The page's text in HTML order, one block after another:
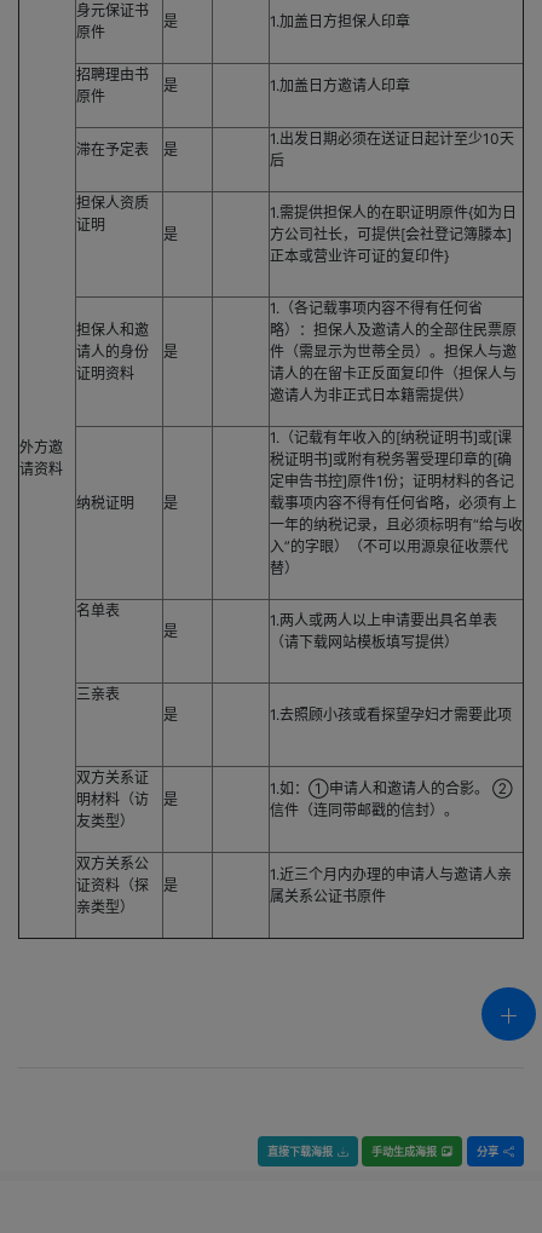
外方邀
请资料
身元保证书
原件
是 1.加盖日方担保人印章
招聘理由书
原件
是 1.加盖日方邀请人印章
滞在予定表 是
1.出发日期必须在送证日起计至少10天
后
担保人资质
证明
是
1.需提供担保人的在职证明原件{如为日
方公司社长，可提供[会社登记簿滕本]
正本或营业许可证的复印件}
担保人和邀
请人的身份
证明资料
是
1.（各记载事项内容不得有任何省
略）：担保人及邀请人的全部住民票原
件（需显示为世蒂全员）。担保人与邀
请人的在留卡正反面复印件（担保人与
邀请人为非正式日本籍需提供）
纳税证明 是
1.（记载有年收入的[纳税证明书]或[课
税证明书]或附有税务署受理印章的[确
定申告书控]原件1份；证明材料的各记
载事项内容不得有任何省略，必须有上
一年的纳税记录，且必须标明有“给与收
入”的字眼）（不可以用源泉征收票代
替）
名单表
是
1.两人或两人以上申请要出具名单表
（请下载网站模板填写提供）
三亲表
是
1.去照顾小孩或看探望孕妇才需要此项
双方关系证
明材料（访
友类型）
是
1.如：①申请人和邀请人的合影。 ②
信件（连同带邮戳的信封）。
双方关系公
证资料（探
亲类型）
是
1.近三个月内办理的申请人与邀请人亲
属关系公证书原件
直接下载海报 手动生成海报 分享